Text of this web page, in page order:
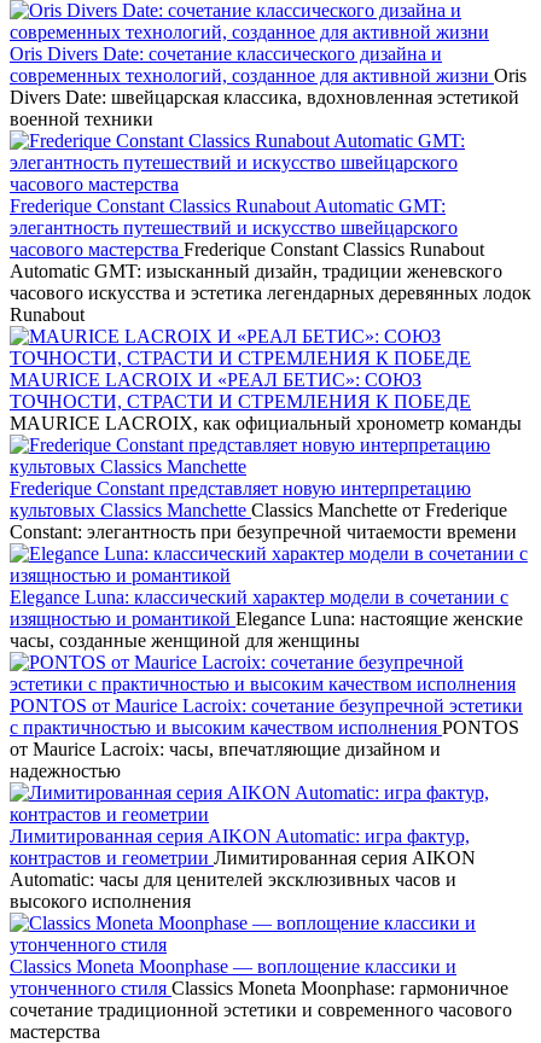
Oris Divers Date: сочетание классического дизайна и
современных технологий, созданное для активной жизни Oris
Divers Date: швейцарская классика, вдохновленная эстетикой
военной техники
Frederique Constant Classics Runabout Automatic GMT:
элегантность путешествий и искусство швейцарского
часового мастерства Frederique Constant Classics Runabout
Automatic GMT: изысканный дизайн, традиции женевского
часового искусства и эстетика легендарных деревянных лодок
Runabout
MAURICE LACROIX И «РЕАЛ БЕТИС»: СОЮЗ
ТОЧНОСТИ, СТРАСТИ И СТРЕМЛЕНИЯ К ПОБЕДЕ
MAURICE LACROIX, как официальный хронометр команды
Frederique Constant представляет новую интерпретацию
культовых Classics Manchette Classics Manchette от Frederique
Constant: элегантность при безупречной читаемости времени
Elegance Luna: классический характер модели в сочетании с
изящностью и романтикой Elegance Luna: настоящие женские
часы, созданные женщиной для женщины
PONTOS от Maurice Lacroix: сочетание безупречной эстетики
с практичностью и высоким качеством исполнения PONTOS
от Maurice Lacroix: часы, впечатляющие дизайном и
надежностью
Лимитированная серия AIKON Automatic: игра фактур,
контрастов и геометрии Лимитированная серия AIKON
Automatic: часы для ценителей эксклюзивных часов и
высокого исполнения
Classics Moneta Moonphase — воплощение классики и
утонченного стиля Classics Moneta Moonphase: гармоничное
сочетание традиционной эстетики и современного часового
мастерства